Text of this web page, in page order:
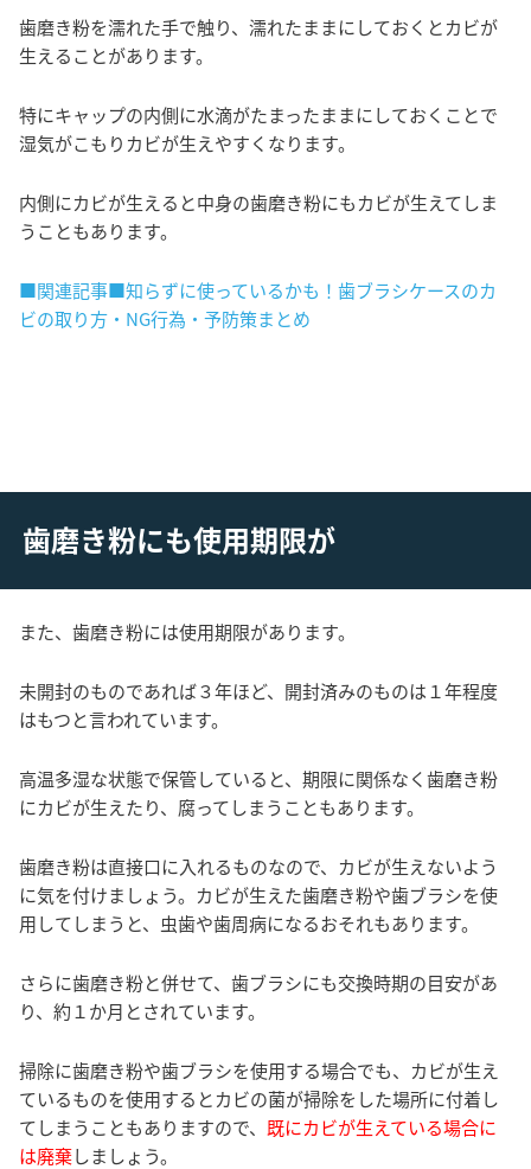
歯磨き粉を濡れた手で触り、濡れたままにしておくとカビが
生えることがあります。
特にキャップの内側に水滴がたまったままにしておくことで
湿気がこもりカビが生えやすくなります。
内側にカビが生えると中身の歯磨き粉にもカビが生えてしま
うこともあります。
■関連記事■知らずに使っているかも！歯ブラシケースのカ
ビの取り方・NG行為・予防策まとめ
歯磨き粉にも使用期限が
また、歯磨き粉には使用期限があります。
未開封のものであれば３年ほど、開封済みのものは１年程度
はもつと言われています。
高温多湿な状態で保管していると、期限に関係なく歯磨き粉
にカビが生えたり、腐ってしまうこともあります。
歯磨き粉は直接口に入れるものなので、カビが生えないよう
に気を付けましょう。カビが生えた歯磨き粉や歯ブラシを使
用してしまうと、虫歯や歯周病になるおそれもあります。
さらに歯磨き粉と併せて、歯ブラシにも交換時期の目安があ
り、約１か月とされています。
掃除に歯磨き粉や歯ブラシを使用する場合でも、カビが生え
ているものを使用するとカビの菌が掃除をした場所に付着し
てしまうこともありますので、 既にカビが生えている場合に
は廃棄しましょう。